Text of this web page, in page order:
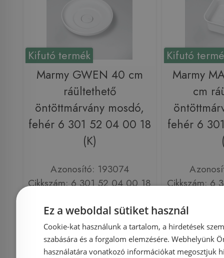
Kifutó termék
Marmy GWEN 40 cm
ráültethető
öntöttmárvány mosdó,
fehér 6 301 52 04 00 18
(K)
Azonosító: 193074
Cikkszám: 6 301 52 04 00 18
29 000 Ft
Kosárba
Kifutó
Marmy
cm
fehér 6
Cikkszám: 6
Ez a weboldal sütiket használ
Cookie-kat használunk a tartalom, a hirdetések
szabására és a forgalom elemzésére. Webhelyünk
használatára vonatkozó információkat megosztjuk